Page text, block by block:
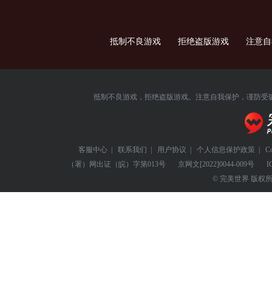
抵制不良游戏 拒绝盗版游戏 注意
抵制不良游戏，拒绝盗版游戏。注意自我保护，谨防受
客服中心 | 联系我们 | 用户协议 | 个人信息保护政策 |
（署）网出证（皖）字第013号
京网文[2022]0044-009号
© 完美世界 版权所